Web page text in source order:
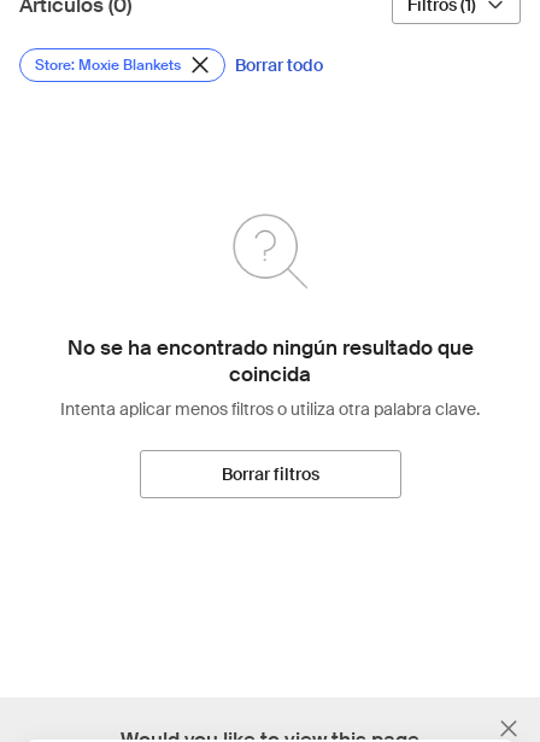
Filtros (1)
Store: Moxie Blankets Borrar todo
No se ha encontrado ningún resultado que
coincida
Intenta aplicar menos filtros o utiliza otra palabra clave.
Borrar filtros